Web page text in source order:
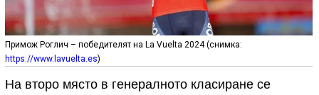
Примож Роглич – победителят на La Vuelta 2024 (снимка:
https://www.lavuelta.es)
На второ място в генералното класиране се